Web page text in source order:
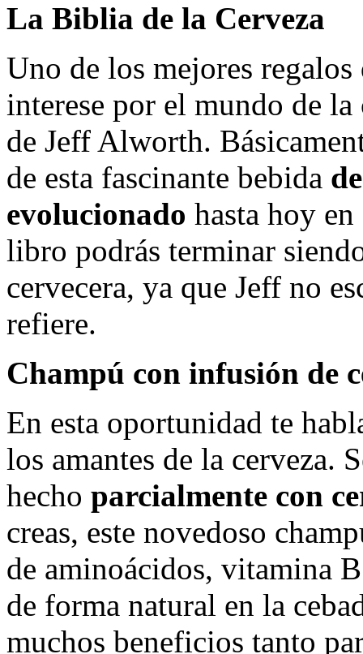
La Biblia de la Cerveza
Uno de los mejores regalos
interese por el mundo de
de Jeff Alworth.
de esta fascinante bebida
evolucionado hasta hoy
libro podrás terminar
cervecera, ya que Jeff no
refiere.
Champú con infusión de
En esta oportunidad te
los amantes de la cerveza.
hecho parcialmente con
creas, este novedoso
de aminoácidos, vitamina
de forma natural en la
muchos beneficios tanto